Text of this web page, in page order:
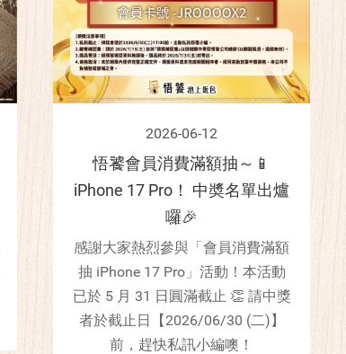
2026-06-12
悟饕會員消費滿額抽～📱
iPhone 17 Pro！ 中奬名單出爐
囉🎉
感謝大家熱烈參與「會員消費滿額
抽 iPhone 17 Pro」活動！本活動
已於 5 月 31 日圓滿截止 👏 請中獎
者於截止日【2026/06/30 (二)】
前，趕快私訊小編噢！